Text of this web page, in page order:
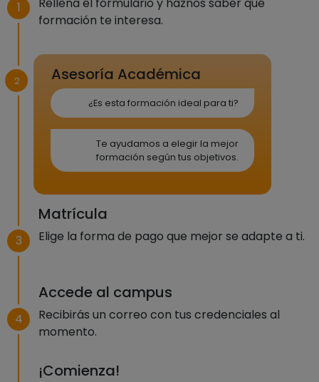
1
Rellena el formulario y haznos saber qué
formación te interesa.
2 Asesoría Académica
¿Es esta formación ideal para ti?
Te ayudamos a elegir la mejor
formación según tus objetivos.
3
Matrícula
Elige la forma de pago que mejor se adapte a ti.
4
Accede al campus
Recibirás un correo con tus credenciales al
momento.
¡Comienza!